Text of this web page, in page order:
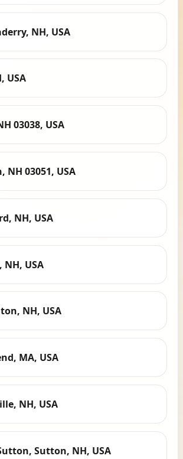
NH, USA
USA
03038, USA
NH 03051, USA
NH, USA
NH, USA
NH, USA
MA, USA
NH, USA
Sutton, NH, USA